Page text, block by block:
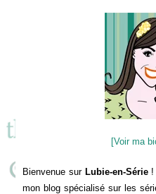
[Voir ma
Bienvenue sur Lubie-en-Série!
mon blog spécialisé sur les